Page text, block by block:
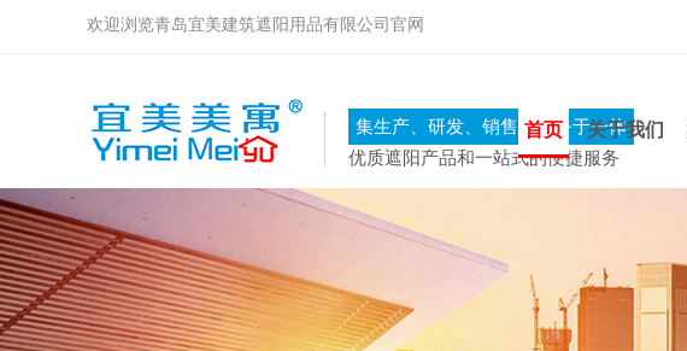
欢迎浏览青岛宜美建筑遮阳用品有限公司官网
集生产、研发、销售、服务于一体
优质遮阳产品和一站式的便捷服务
首页 关于我们